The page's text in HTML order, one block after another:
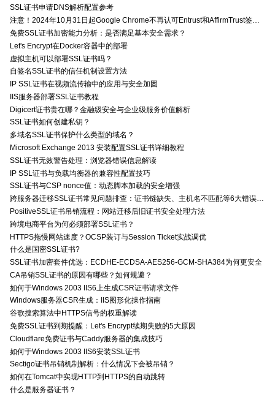
SSL证书申请DNS解析配置参考
注意！2024年10月31日起Google Chrome不再认可Entrust和AffirmTrust签发的TLS证书
免费SSL证书加密能力分析：是否满足基本安全需求？
Let's Encrypt在Docker容器中的部署
虚拟主机可以部署SSL证书吗？
自签名SSL证书的信任机制设置方法
IP SSL证书在视频流传输中的应用与安全加固
IIS服务器部署SSL证书教程
Digicert证书贵在哪？金融级安全与企业级服务价值解析
SSL证书如何创建私钥？
多域名SSL证书保护什么类型的域名？
Microsoft Exchange 2013 安装配置SSL证书详细教程
SSL证书无效警告处理：浏览器错误信息解读
IP SSL证书与负载均衡器的兼容性配置技巧
SSL证书与CSP nonce值：动态脚本加载的安全增强
跨服务器迁移SSL证书常见问题排查：证书链缺失、主机名不匹配等6大错误解决方案
PositiveSSL证书吊销流程：网站迁移后旧证书安全处理方法
跨境电商平台为何必须部署SSL证书？
HTTPS拖慢网站速度？OCSP装订与Session Ticket实战调优
什么是国密SSL证书?
SSL证书加密套件优选：ECDHE-ECDSA-AES256-GCM-SHA384为何更安全
CA吊销SSL证书的原因有哪些？如何规避？
如何于Windows 2003 IIS6上生成CSR证书请求文件
Windows服务器CSR生成：IIS图形化操作指南
谷歌搜索算法中HTTPS信号的权重解读
免费SSL证书到期提醒：Let's Encrypt续期失败的5大原因
Cloudflare免费证书与Caddy服务器的集成技巧
如何于Windows 2003 IIS6安装SSL证书
Sectigo证书吊销机制解析：什么情况下会被吊销？
如何在Tomcat中实现HTTP到HTTPS的自动跳转
什么是服务器证书？